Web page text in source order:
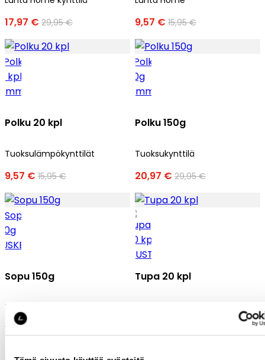
17,97 € 29,95 € 9,57 € 15,95 €
Polku 20 kpl
Tuoksulämpökynttilät
9,57 € 15,95 €
Polku 150g
Tuoksukynttilä
20,97 € 29,95 €
Sopu 150g
Tuoksukynttilä
17,97 €
Tupa 20 kpl